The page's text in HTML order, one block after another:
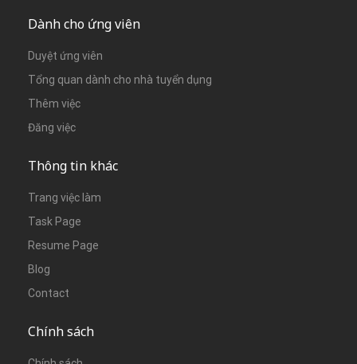
Dành cho ứng viên
Duyệt ứng viên
Tổng quan dành cho nhà tuyển dụng
Thêm việc
Đăng việc
Thông tin khác
Trang việc làm
Task Page
Resume Page
Blog
Contact
Chính sách